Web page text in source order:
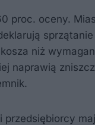
proc. oceny.
niż
naprawią
przedsiębiorcy